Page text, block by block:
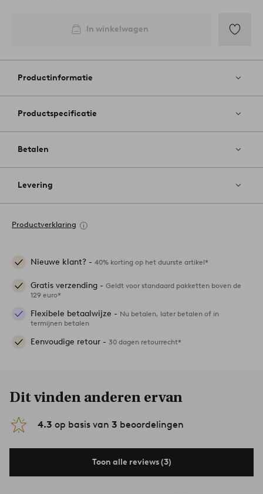
In winkelwagen
aan
Productinformatie
Productspecificatie
Betalen
Levering
Productverklaring
Nieuwe klant? - 40% korting op het duurste artikel*
Gratis verzending - Geldt voor standaard pakketten boven de
129 euro*
Flexibele betaalwijze - Nu betalen, later betalen of in
termijnen betalen
Eenvoudige retour - 30 dagen retourrecht*
Dit vinden anderen ervan
4.3 op basis van 3 beoordelingen
Toon alle reviews (3)